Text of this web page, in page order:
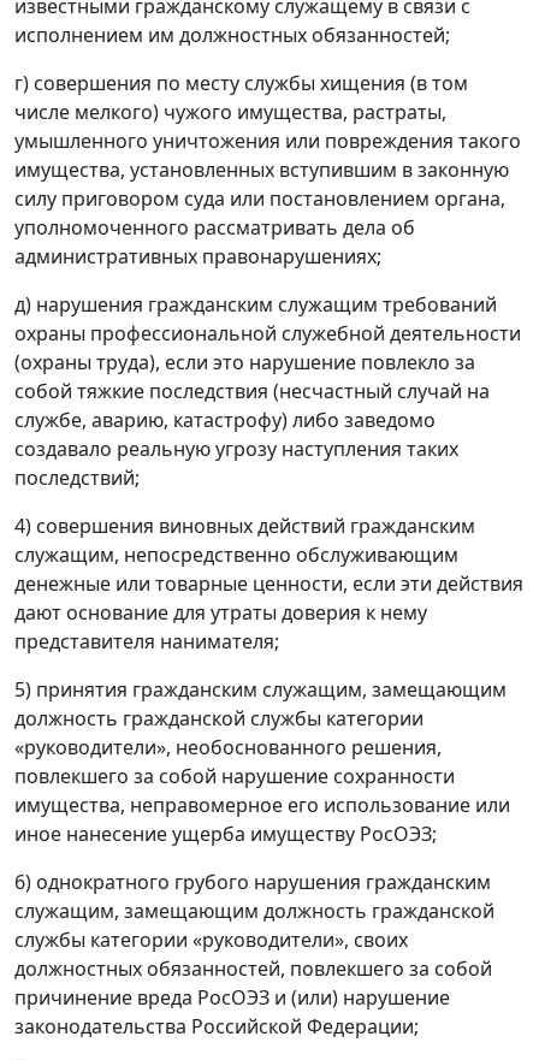
известными гражданскому служащему в связи с
исполнением им должностных обязанностей;
г) совершения по месту службы хищения (в том
числе мелкого) чужого имущества, растраты,
умышленного уничтожения или повреждения такого
имущества, установленных вступившим в законную
силу приговором суда или постановлением органа,
уполномоченного рассматривать дела об
административных правонарушениях;
д) нарушения гражданским служащим требований
охраны профессиональной служебной деятельности
(охраны труда), если это нарушение повлекло за
собой тяжкие последствия (несчастный случай на
службе, аварию, катастрофу) либо заведомо
создавало реальную угрозу наступления таких
последствий;
4) совершения виновных действий гражданским
служащим, непосредственно обслуживающим
денежные или товарные ценности, если эти действия
дают основание для утраты доверия к нему
представителя нанимателя;
5) принятия гражданским служащим, замещающим
должность гражданской службы категории
«руководители», необоснованного решения,
повлекшего за собой нарушение сохранности
имущества, неправомерное его использование или
иное нанесение ущерба имуществу РосОЭЗ;
6) однократного грубого нарушения гражданским
служащим, замещающим должность гражданской
службы категории «руководители», своих
должностных обязанностей, повлекшего за собой
причинение вреда РосОЭЗ и (или) нарушение
законодательства Российской Федерации;